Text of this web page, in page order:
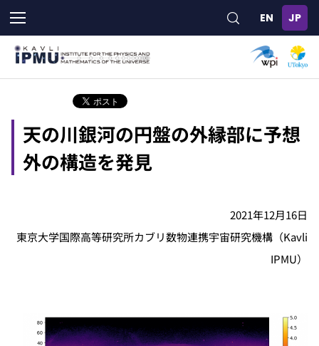
メ
イ
ン
天の川銀河の円盤の外縁部に予想
外の構造を発見
2021年12月16日
東京大学国際高等研究所カブリ数物連携宇宙研究機構（Kavli
IPMU）